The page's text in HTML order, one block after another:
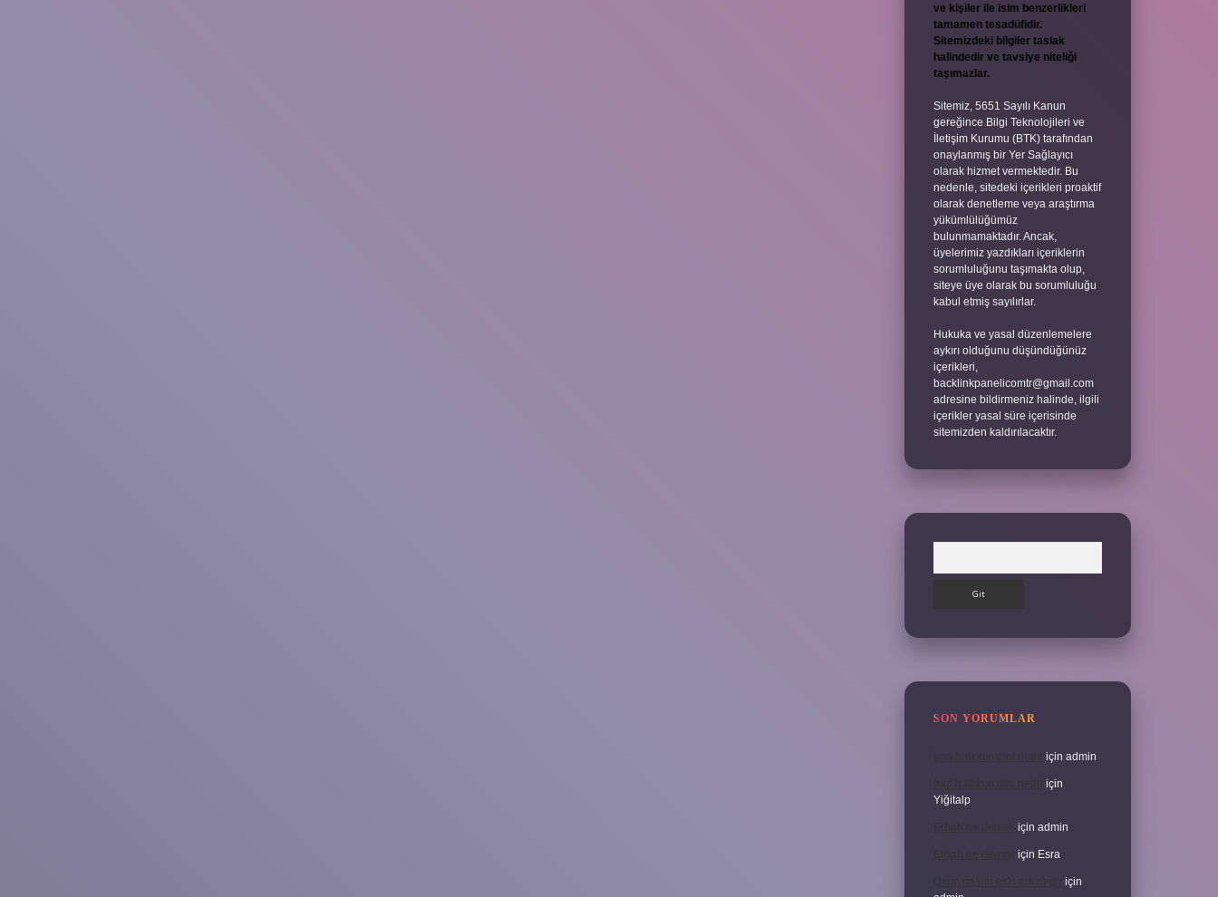
ve kişiler ile isim benzerlikleri
tamamen tesadüfidir.
Sitemizdeki bilgiler taslak
halindedir ve tavsiye niteliği
taşımazlar.
Sitemiz, 5651 Sayılı Kanun
gereğince Bilgi Teknolojileri ve
İletişim Kurumu (BTK) tarafından
onaylanmış bir Yer Sağlayıcı
olarak hizmet vermektedir. Bu
nedenle, sitedeki içerikleri proaktif
olarak denetleme veya araştırma
yükümlülüğümüz
bulunmamaktadır. Ancak,
üyelerimiz yazdıkları içeriklerin
sorumluluğunu taşımakta olup,
siteye üye olarak bu sorumluluğu
kabul etmiş sayılırlar.
Hukuka ve yasal düzenlemelere
aykırı olduğunu düşündüğünüz
içerikleri,
backlinkpanelicomtr@gmail.com
adresine bildirmeniz halinde, ilgili
içerikler yasal süre içerisinde
sitemizden kaldırılacaktır.
SON YORUMLAR
İran halkının dini nedir için admin
İran halkının dini nedir için
Yiğitalp
Erbah ne demek için admin
Erbah ne demek için Esra
Ukrayna’nın eski adı nedir için